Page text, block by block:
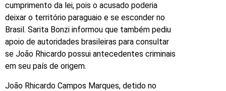
cumprimento da lei, pois o acusado poderia
deixar o território paraguaio e se esconder no
Brasil. Sarita Bonzi informou que também pediu
apoio de autoridades brasileiras para consultar
se João Rhicardo possui antecedentes criminais
em seu país de origem.
João Rhicardo Campos Marques, detido no